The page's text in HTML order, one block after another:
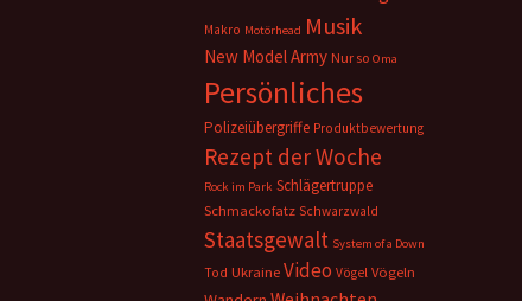
Makro Motörhead Musik
New Model Army Nur so Oma
Persönliches
Polizeiübergriffe Produktbewertung
Rezept der Woche
Rock im Park Schlägertruppe
Schmackofatz Schwarzwald
Staatsgewalt System of a Down
Tod Ukraine Video Vögel Vögeln